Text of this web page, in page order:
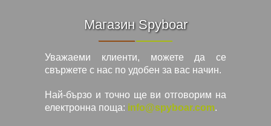
Магазин Spyboar
Уважаеми клиенти, можете да се
свържете с нас по удобен за вас начин.
Най-бързо и точно ще ви отговорим на
електронна поща: info@spyboar.com.